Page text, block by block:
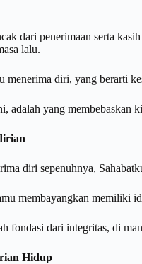
dari penerimaan serta
lalu.
menerima diri, yang berarti
adalah yang membebaskan
diri sepenuhnya,
membayangkan memiliki
fondasi dari integritas, di
Hidup